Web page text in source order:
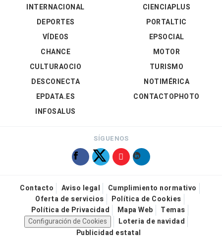
INTERNACIONAL
DEPORTES
VÍDEOS
CIENCIAPLUS
PORTALTIC
EPSOCIAL
CHANCE
CULTURAOCIO
DESCONECTA
EPDATA.ES
INFOSALUS
MOTOR
TURISMO
NOTIMÉRICA
CONTACTOPHOTO
SÍGUENOS
Contacto Aviso legal
Cumplimiento normativo
Oferta de servicios
Política de Cookies
Política de Privacidad
Mapa Web
Temas
Configuración de Cookies
Loteria de navidad
Publicidad estatal